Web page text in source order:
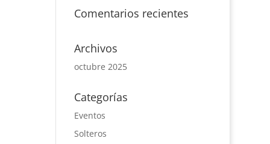
Comentarios recientes
Archivos
octubre 2025
Categorías
Eventos
Solteros